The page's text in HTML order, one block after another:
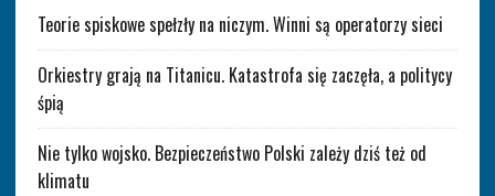
Teorie spiskowe spełzły na niczym. Winni są operatorzy sieci
Orkiestry grają na Titanicu. Katastrofa się zaczęła, a politycy
śpią
Nie tylko wojsko. Bezpieczeństwo Polski zależy dziś też od
klimatu